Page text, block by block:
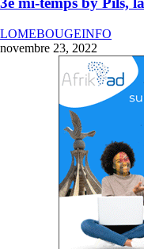
LOMEBOUGEINFO
novembre 23, 2022